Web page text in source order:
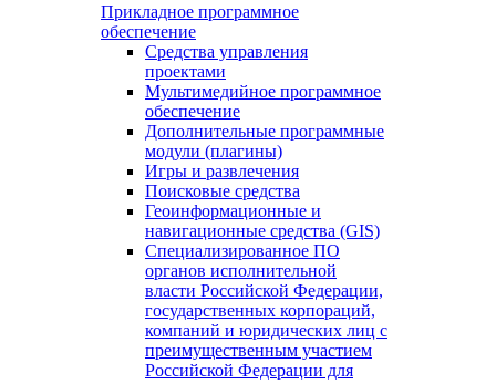
Прикладное программное
обеспечение
Средства управления
проектами
Мультимедийное программное
обеспечение
Дополнительные программные
модули (плагины)
Игры и развлечения
Поисковые средства
Геоинформационные и
навигационные средства (GIS)
Специализированное ПО
органов исполнительной
власти Российской Федерации,
государственных корпораций,
компаний и юридических лиц с
преимущественным участием
Российской Федерации для